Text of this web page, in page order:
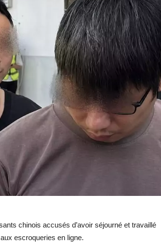
chinois accusés d’avoir séjourné et travaillé
escroqueries en ligne.